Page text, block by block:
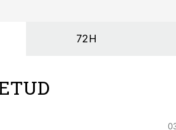
72H